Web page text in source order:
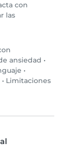
con
las
ansiedad •
•
• Limitaciones